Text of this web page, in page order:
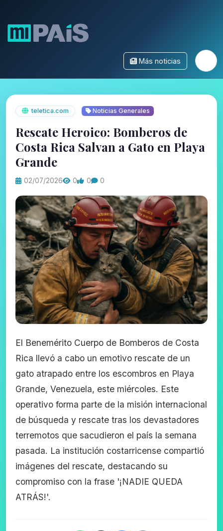
Más noticias
teletica.com Noticias Generales
Rescate Heroico: Bomberos de
Costa Rica Salvan a Gato en Playa
Grande
02/07/2026 0 0 0
El Benemérito Cuerpo de Bomberos de Costa
Rica llevó a cabo un emotivo rescate de un
gato atrapado entre los escombros en Playa
Grande, Venezuela, este miércoles. Este
operativo forma parte de la misión internacional
de búsqueda y rescate tras los devastadores
terremotos que sacudieron el país la semana
pasada. La institución costarricense compartió
imágenes del rescate, destacando su
compromiso con la frase '¡NADIE QUEDA
ATRÁS!'.